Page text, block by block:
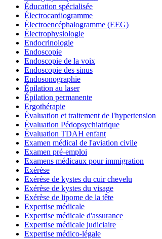
Éducation spécialisée
Électrocardiogramme
Électroencéphalogramme (EEG)
Électrophysiologie
Endocrinologie
Endoscopie
Endoscopie de la voix
Endoscopie des sinus
Endosonographie
Épilation au laser
Épilation permanente
Ergothérapie
Évaluation et traitement de l'hypertension
Évaluation Pédopsychiatrique
Évaluation TDAH enfant
Examen médical de l'aviation civile
Examen pré-emploi
Examens médicaux pour immigration
Exérèse
Exérèse de kystes du cuir chevelu
Exérèse de kystes du visage
Exérèse de lipome de la tête
Expertise médicale
Expertise médicale d'assurance
Expertise médicale judiciaire
Expertise médico-légale